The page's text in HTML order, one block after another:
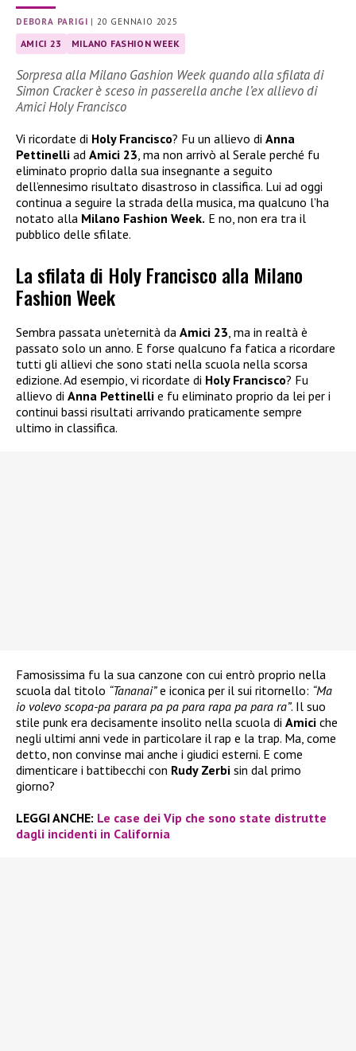
DEBORA PARIGI | 20 GENNAIO 2025
AMICI 23 MILANO FASHION WEEK
Sorpresa alla Milano Gashion Week quando alla sfilata di
Simon Cracker è sceso in passerella anche l’ex allievo di
Amici Holy Francisco
Vi ricordate di Holy Francisco? Fu un allievo di Anna
Pettinelli ad Amici 23, ma non arrivò al Serale perché fu
eliminato proprio dalla sua insegnante a seguito
dell’ennesimo risultato disastroso in classifica. Lui ad oggi
continua a seguire la strada della musica, ma qualcuno l’ha
notato alla Milano Fashion Week. E no, non era tra il
pubblico delle sfilate.
La sfilata di Holy Francisco alla Milano
Fashion Week
Sembra passata un’eternità da Amici 23 , ma in realtà è
passato solo un anno. E forse qualcuno fa fatica a ricordare
tutti gli allievi che sono stati nella scuola nella scorsa
edizione. Ad esempio, vi ricordate di Holy Francisco? Fu
allievo di Anna Pettinelli e fu eliminato proprio da lei per i
continui bassi risultati arrivando praticamente sempre
ultimo in classifica.
Famosissima fu la sua canzone con cui entrò proprio nella
scuola dal titolo “Tananai”e iconica per il sui ritornello: “Ma
io volevo scopa-pa parara pa pa para rapa pa para ra”. Il suo
stile punk era decisamente insolito nella scuola di Amici che
negli ultimi anni vede in particolare il rap e la trap. Ma, come
detto, non convinse mai anche i giudici esterni. E come
dimenticare i battibecchi con Rudy Zerbi sin dal primo
giorno?
LEGGI ANCHE: Le case dei Vip che sono state distrutte
dagli incidenti in California